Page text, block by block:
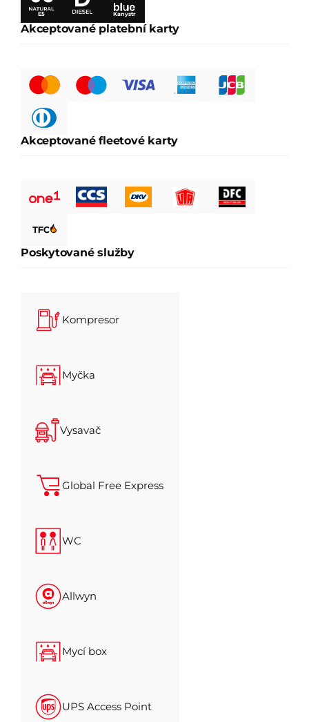
E5 Kanystr
Akceptované platební karty
Akceptované fleetové karty
Poskytované služby
Kompresor
Myčka
Vysavač
Global Free Express
WC
Allwyn
Mycí box
UPS Access Point